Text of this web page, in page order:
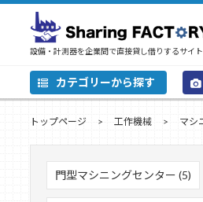
設備・計測器を企業間で直接貸し借りするサイト
カテゴリーから探す
トップページ 工作機械 マシ
門型マシニングセンター (5)